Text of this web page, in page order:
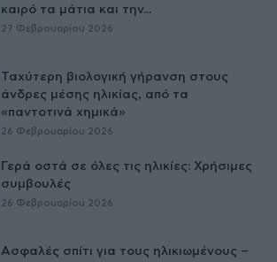
καιρό τα μάτια και την...
27 Φεβρουαρίου 2026
Ταχύτερη βιολογική γήρανση στους
άνδρες μέσης ηλικίας, από τα
«παντοτινά χημικά»
26 Φεβρουαρίου 2026
Γερά οστά σε όλες τις ηλικίες: Χρήσιμες
συμβουλές
26 Φεβρουαρίου 2026
Ασφαλές σπίτι για τους ηλικιωμένους –